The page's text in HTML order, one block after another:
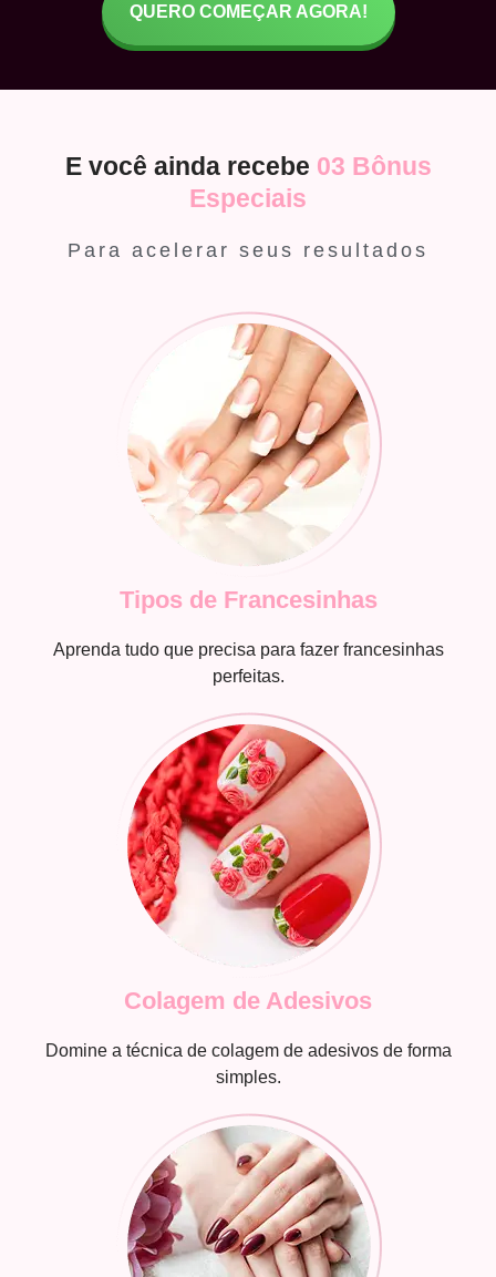
QUERO COMEÇAR AGORA!
E você ainda recebe 03 Bônus
Especiais
Para acelerar seus resultados
Tipos de Francesinhas
Aprenda tudo que precisa para fazer francesinhas
perfeitas.
Colagem de Adesivos
Domine a técnica de colagem de adesivos de forma
simples.